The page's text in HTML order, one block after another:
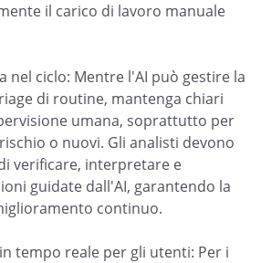
il carico di lavoro manuale
nel ciclo: Mentre l'AI può gestire la
di routine, mantenga chiari
umana, soprattutto per
o nuovi. Gli analisti devono
verificare, interpretare e
guidate dall'AI, garantendo la
continuo.
tempo reale per gli utenti: Per i